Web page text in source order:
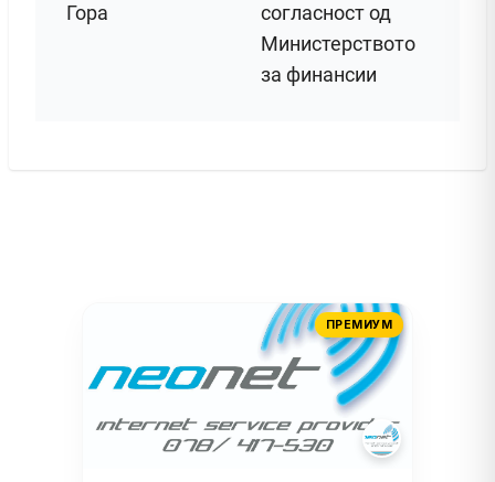
Гора
согласност од
Министерството
за финансии
ПРЕМИУМ